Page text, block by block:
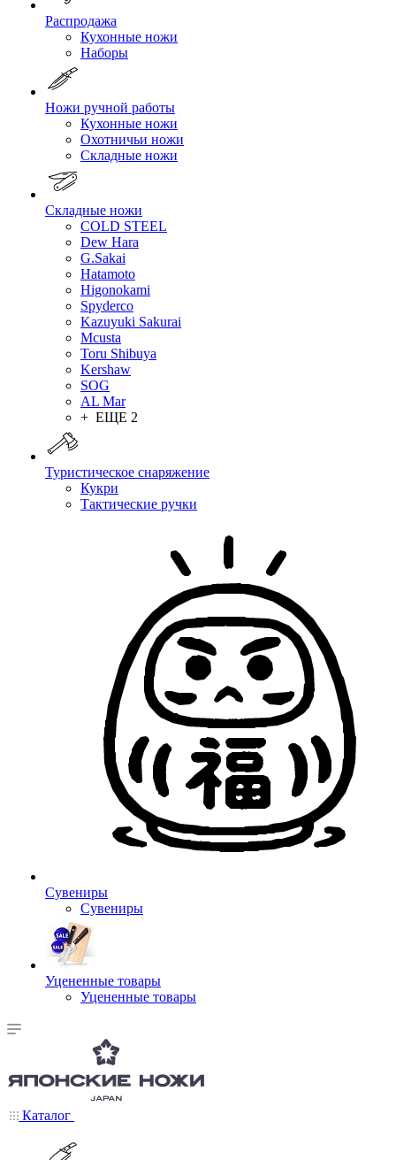
Распродажа
Кухонные ножи
Наборы
Ножи ручной работы
Кухонные ножи
Охотничьи ножи
Складные ножи
Складные ножи
COLD STEEL
Dew Hara
G.Sakai
Hatamoto
Higonokami
Spyderco
Kazuyuki Sakurai
Mcusta
Toru Shibuya
Kershaw
SOG
AL Mar
+ ЕЩЕ 2
Туристическое снаряжение
Кукри
Тактические ручки
Сувениры
Сувениры
Уцененные товары
Уцененные товары
Каталог